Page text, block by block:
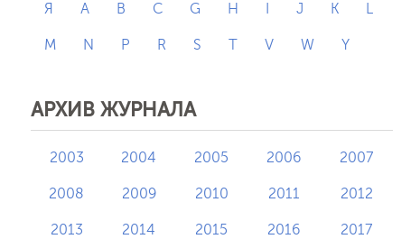
Я A B C G H J K L
M N P R S T V W Y
АРХИВ ЖУРНАЛА
2003 2004 2005 2006 2007
2008 2009 2010 2011 2012
2013 2014 2015 2016 2017